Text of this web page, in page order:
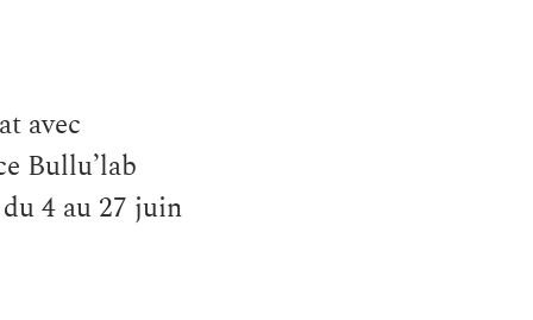
avec
Bullu’lab
4 au 27 juin